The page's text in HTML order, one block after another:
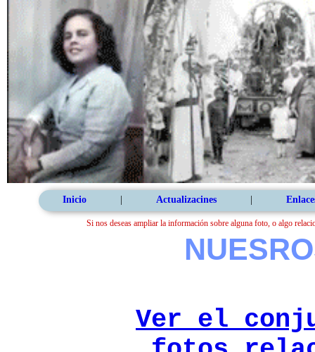
Inicio Actualizacines
Si nos deseas ampliar la información sobre alguna foto, o algo
Ver el